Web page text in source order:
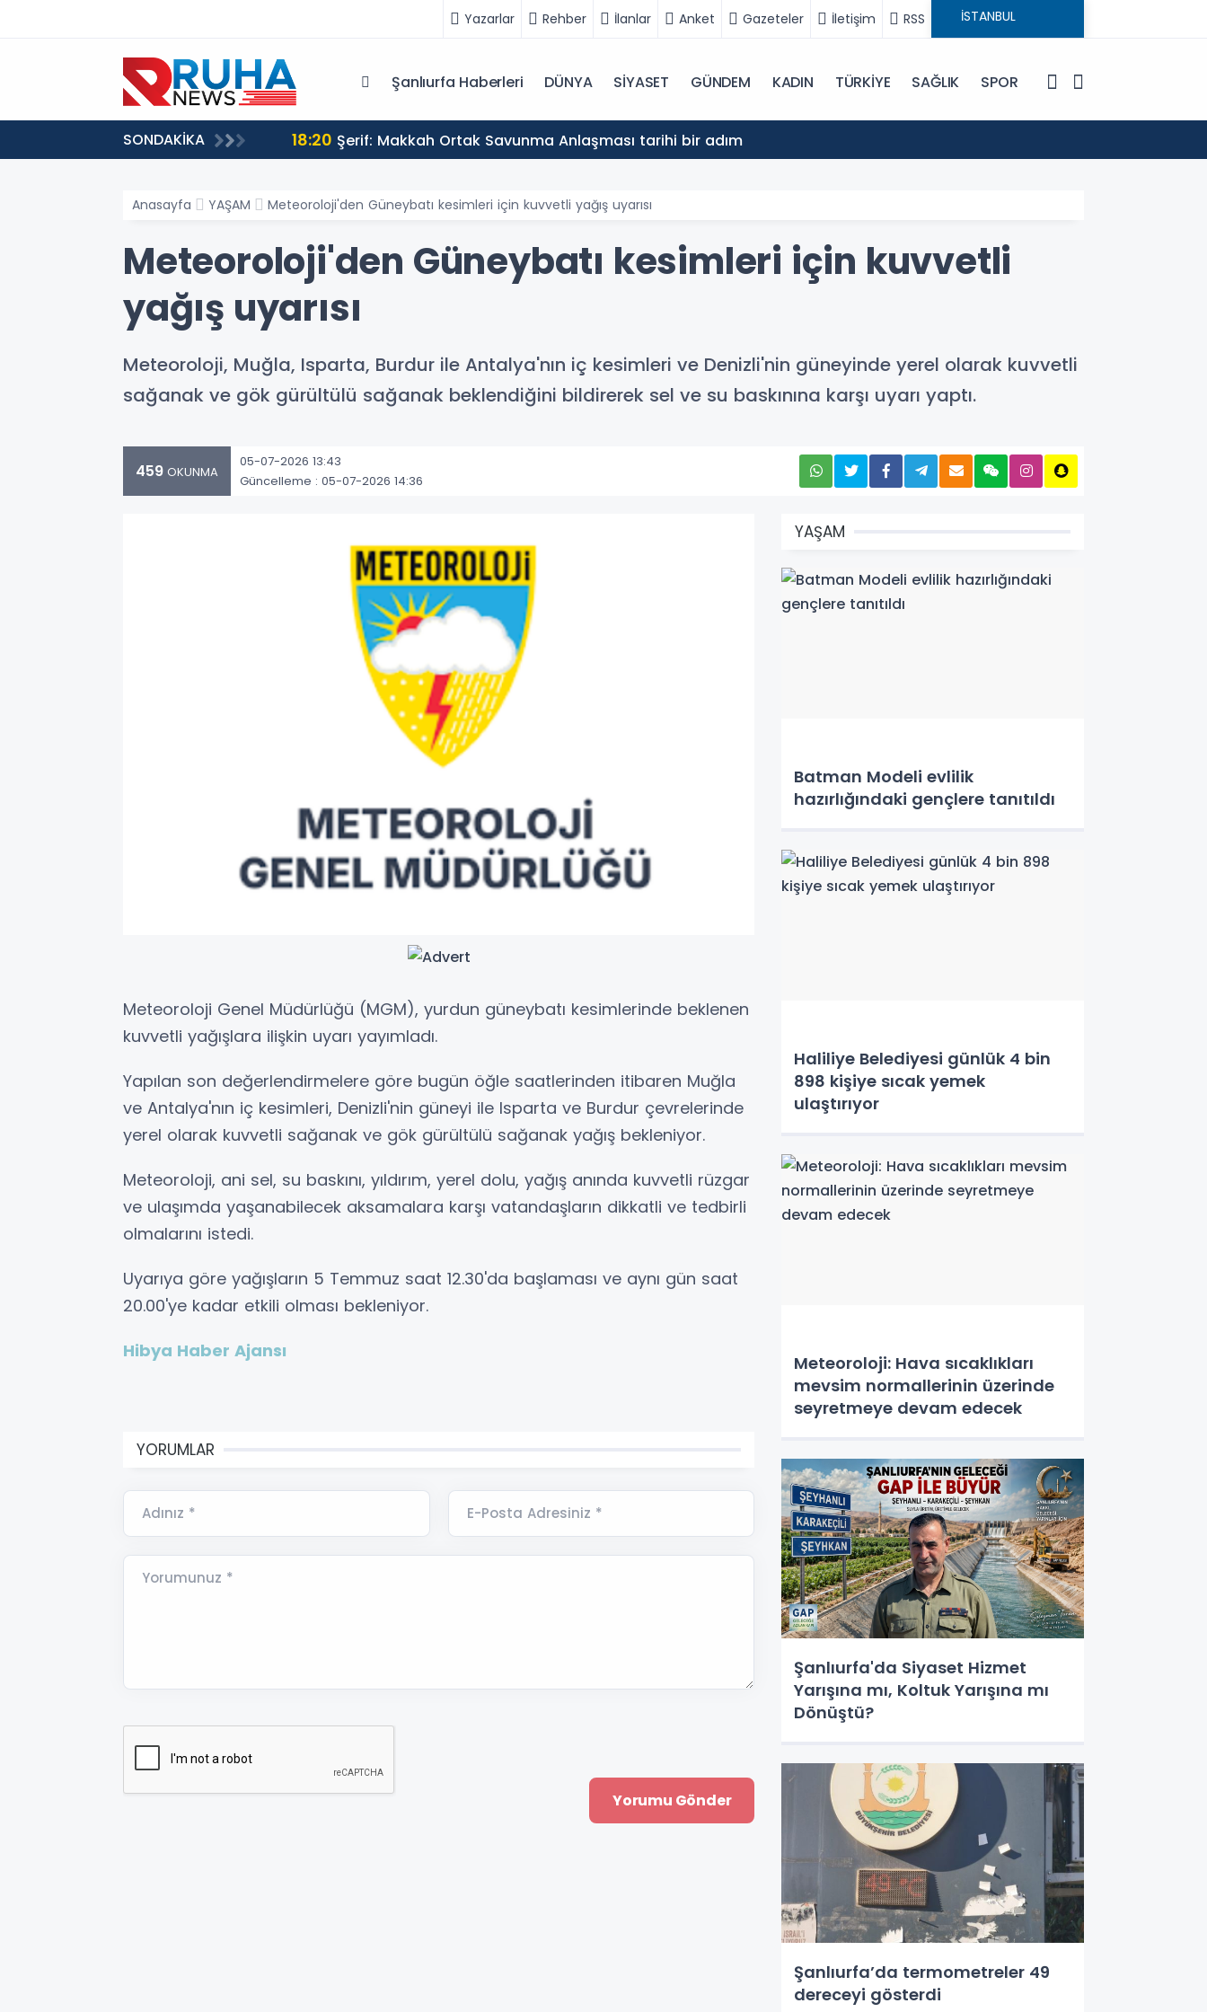
Yazarlar Rehber İlanlar Anket Gazeteler İletişim RSS
Şanlıurfa Haberleri DÜNYA SİYASET GÜNDEM KADIN TÜRKİYE SAĞLIK SPOR
SONDAKİKA 18:20 Şerif: Makkah Ortak Savunma Anlaşması tarihi bir adım
Anasayfa YAŞAM Meteoroloji'den Güneybatı kesimleri için kuvvetli yağış uyarısı
Meteoroloji'den Güneybatı kesimleri için kuvvetli
yağış uyarısı
Meteoroloji, Muğla, Isparta, Burdur ile Antalya'nın iç kesimleri ve Denizli'nin güneyinde yerel olarak kuvvetli
sağanak ve gök gürültülü sağanak beklendiğini bildirerek sel ve su baskınına karşı uyarı yaptı.
459 OKUNMA
05-07-2026 13:43
Güncelleme : 05-07-2026 14:36
Meteoroloji Genel Müdürlüğü (MGM), yurdun güneybatı kesimlerinde beklenen
kuvvetli yağışlara ilişkin uyarı yayımladı.
Yapılan son değerlendirmelere göre bugün öğle saatlerinden itibaren Muğla
ve Antalya'nın iç kesimleri, Denizli'nin güneyi ile Isparta ve Burdur çevrelerinde
yerel olarak kuvvetli sağanak ve gök gürültülü sağanak yağış bekleniyor.
Meteoroloji, ani sel, su baskını, yıldırım, yerel dolu, yağış anında kuvvetli rüzgar
ve ulaşımda yaşanabilecek aksamalara karşı vatandaşların dikkatli ve tedbirli
olmalarını istedi.
Uyarıya göre yağışların 5 Temmuz saat 12.30'da başlaması ve aynı gün saat
20.00'ye kadar etkili olması bekleniyor.
Hibya Haber Ajansı
YORUMLAR
Adınız * E-Posta Adresiniz *
Yorumunuz *
YAŞAM
Batman Modeli evlilik
hazırlığındaki gençlere tanıtıldı
Haliliye Belediyesi günlük 4 bin
898 kişiye sıcak yemek
ulaştırıyor
Meteoroloji: Hava sıcaklıkları
mevsim normallerinin üzerinde
seyretmeye devam edecek
Şanlıurfa'da Siyaset Hizmet
Yarışına mı, Koltuk Yarışına mı
Dönüştü?
Şanlıurfa’da termometreler 49
dereceyi gösterdi